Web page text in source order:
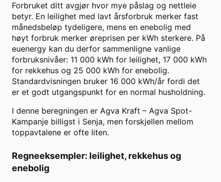
Forbruket ditt avgjør hvor mye påslag og nettleie
betyr. En leilighet med lavt årsforbruk merker fast
månedsbeløp tydeligere, mens en enebolig med
høyt forbruk merker øreprisen per kWh sterkere. På
euenergy kan du derfor sammenligne vanlige
forbruksnivåer: 11 000 kWh for leilighet, 17 000 kWh
for rekkehus og 25 000 kWh for enebolig.
Standardvisningen bruker 16 000 kWh/år fordi det
er et godt utgangspunkt for en normal husholdning.
I denne beregningen er Agva Kraft – Agva Spot-
Kampanje billigst i Senja, men forskjellen mellom
toppavtalene er ofte liten.
Regneeksempler: leilighet, rekkehus og
enebolig